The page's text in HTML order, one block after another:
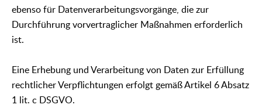
ebenso für Datenverarbeitungsvorgänge, die zur
Durchführung vorvertraglicher Maßnahmen erforderlich
ist.
Eine Erhebung und Verarbeitung von Daten zur Erfüllung
rechtlicher Verpflichtungen erfolgt gemäß Artikel 6 Absatz
1 lit. c DSGVO.